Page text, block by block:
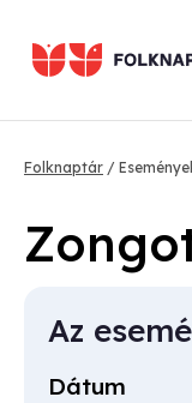
tartalomra
Morzsa
Folknaptár
Az
Dátum